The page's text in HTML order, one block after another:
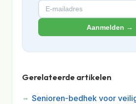
Aanmelden →
Gerelateerde artikelen
Senioren-bedhek voor